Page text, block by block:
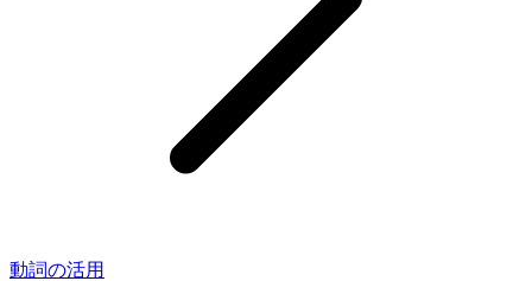
動詞の活用